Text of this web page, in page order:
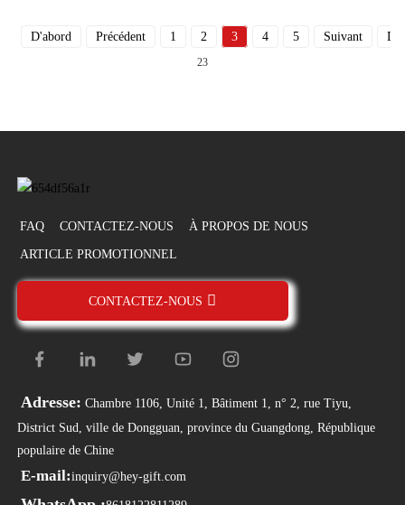
D'abord Précédent 1 2 3 4 5 Suivant
23
FAQ CONTACTEZ-NOUS À PROPOS DE NOUS
ARTICLE PROMOTIONNEL
CONTACTEZ-NOUS
Adresse: Chambre 1106, Unité 1, Bâtiment 1, n° 2, rue Tiyu,
District Sud, ville de Dongguan, province du Guangdong, République
populaire de Chine
E-mail:inquiry@hey-gift.com